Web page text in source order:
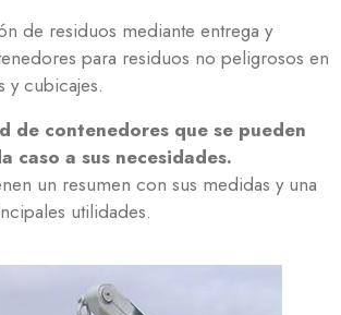
de residuos mediante entrega y
para residuos no peligrosos en
y cubicajes.
de contenedores que se pueden
caso a sus necesidades.
un resumen con sus medidas y una
utilidades.